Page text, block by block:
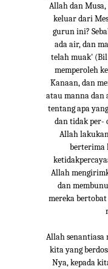
Allah dan
keluar dari
gurun ini?
ada air, dan
telah muak' (Bil
memperoleh
Kanaan, dan
atau manna dan
tentang apa
dan tidak per-
Allah
berterima
Allah
dan
mereka
Allah senantiasa
kita yang
Nya, kepada